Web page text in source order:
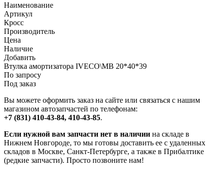
Наименование
Артикул
Кросс
Производитель
Цена
Наличие
Добавить
Втулка амортизатора IVECO\MB 20*40*39
По запросу
Под заказ
Вы можете оформить заказ на сайте или связаться с нашим
магазином автозапчастей по телефонам:
+7 (831) 410-43-84, 410-43-85.
Если нужной вам запчасти нет в наличии на складе в
Нижнем Новгороде, то мы готовы доставить ее с удаленных
складов в Москве, Санкт-Петербурге, а также в Прибалтике
(редкие запчасти). Просто позвоните нам!